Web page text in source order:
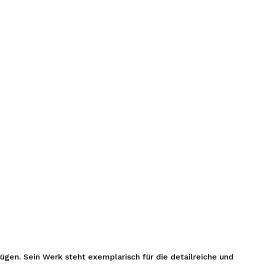
Sein Werk steht exemplarisch für die detailreiche und